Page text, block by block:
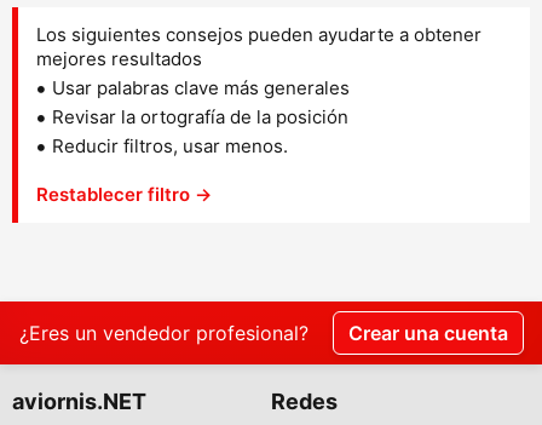
Los siguientes consejos pueden ayudarte a obtener
mejores resultados
Usar palabras clave más generales
Revisar la ortografía de la posición
Reducir filtros, usar menos.
Restablecer filtro →
¿Eres un vendedor profesional? Crear una cuenta
aviornis.NET Redes